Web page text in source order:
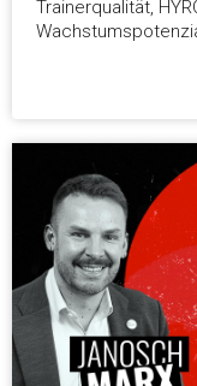
Trainerqualität,